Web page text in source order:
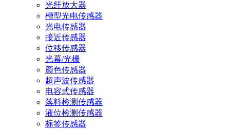
光纤放大器
槽型光电传感器
光电传感器
接近传感器
位移传感器
光幕/光栅
颜色传感器
超声波传感器
电容式传感器
落料检测传感器
液位检测传感器
标签传感器